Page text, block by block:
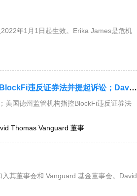
年1月1日起生效。Erika James是危机
今日要闻：ASIC吊销Fentborough的AFS牌照；美国德州监管机构指控BlockFi违反证券法并提起诉讼；David Thomas加入Vanguard董事会......
美国德州监管机构指控BlockFi违反证券法
Thomas Vanguard 董事
其董事会和 Vanguard 基金董事会。David